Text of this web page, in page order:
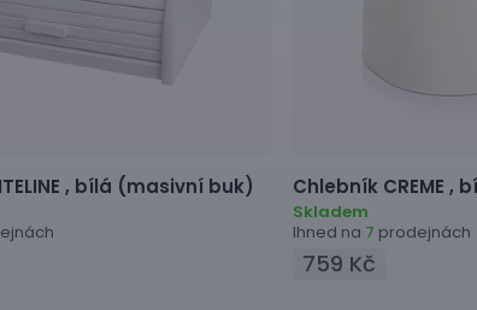
, bílá (masivní buk) Chlebník CREME ,
Skladem
Ihned na 7 prodejnách
759 Kč